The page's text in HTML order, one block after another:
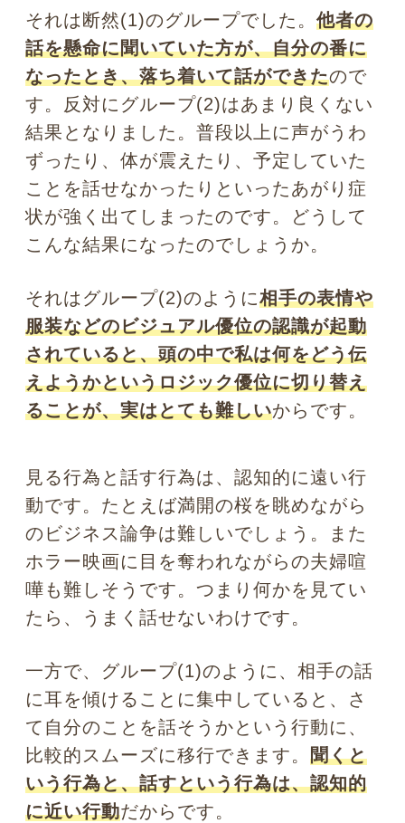
初対面で気になるのはよくわかります
が、相手の顔や服装を気にして話の内容
は上の空…、ということが習慣化してい
ると、いざ自分が話すときに、心が大慌
てして一気に緊張してしまうわけです
ね。
自分で他者の見え方を調整すること
も緊張防止につながる
の85％が、他者のビジュアルは気にせ
ず、話す内容に耳を傾けているという調
査結果を報告しています。ここからも
己紹介などで緊張しない人は、視覚より
も聴覚を敏感にしていることがわかりま
すね。
緊張症治療の研究でも、サングラスをか
せる、相手の顔をあまり見ずに、話して
いる内容のメモを取らせると緊張が和ら
いだといった報告もあります。緊張症の
元凶、それは 他者の顔を見すぎたり、相
手の表情を気にしすぎたりした結果、十
分に話を聞けていないまま、自分が話さ
なくてはならないというパニックな状況
に陥るからということに尽きそうです。